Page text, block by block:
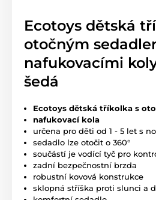
Ecotoys dětská
otočným
nafukovacími
šedá
Ecotoys dětská tříkolka s
nafukovací kola
určena pro děti od 1 - 5 let s
sedadlo lze otočit o 360°
součástí je vodící tyč pro
zadní bezpečnostní brzda
robustní kovová konstrukce
sklopná stříška proti slunci a